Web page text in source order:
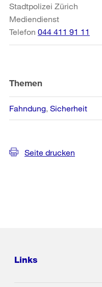
Stadtpolizei Zürich
Mediendienst
Telefon 044 411 91 11
Themen
Fahndung Sicherheit
Seite drucken
Links